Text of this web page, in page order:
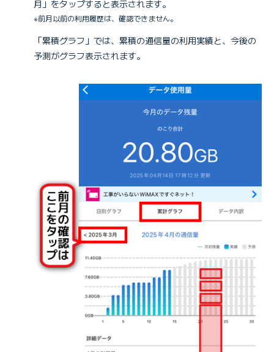
月」をタップすると表示されます。
※前月以前の利用履歴は、確認できません。
「累積グラフ」では、累積の通信量の利用実績と、今後の
予測がグラフ表示されます。